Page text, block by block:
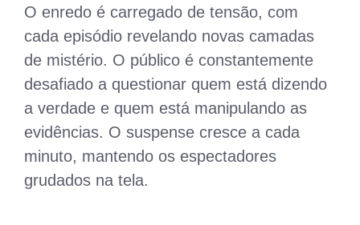
O enredo é carregado de tensão, com
cada episódio revelando novas camadas
de mistério. O público é constantemente
desafiado a questionar quem está dizendo
a verdade e quem está manipulando as
evidências. O suspense cresce a cada
minuto, mantendo os espectadores
grudados na tela.